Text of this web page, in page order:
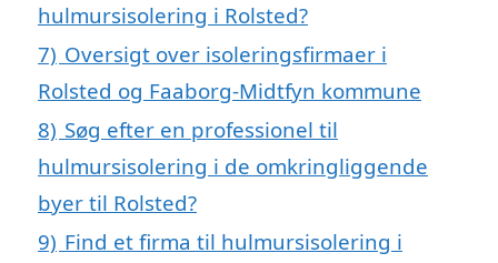
hulmursisolering i Rolsted?
7) Oversigt over isoleringsfirmaer i
Rolsted og Faaborg-Midtfyn kommune
8) Søg efter en professionel til
hulmursisolering i de omkringliggende
byer til Rolsted?
9) Find et firma til hulmursisolering i